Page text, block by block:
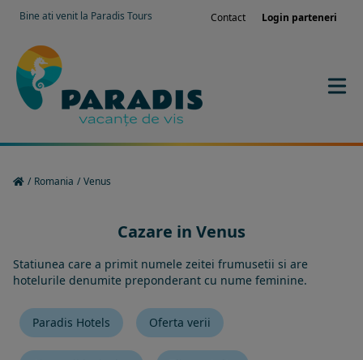
Bine ati venit la Paradis Tours Contact Login parteneri
/ Romania / Venus
Cazare in Venus
Statiunea care a primit numele zeitei frumusetii si are
hotelurile denumite preponderant cu nume feminine.
Paradis Hotels Oferta verii